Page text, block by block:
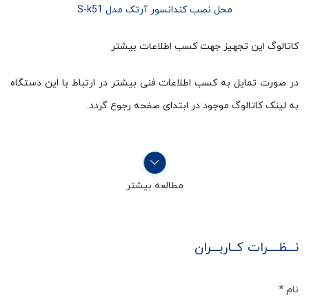
محل نصب کندانسور آرتک مدل S-k51
کاتالوگ این تجهیز جهت کسب اطلاعات بیشتر
در صورت تمایل به کسب اطلاعات فنی بیشتر در ارتباط با این دستگاه
به لینک کاتالوگ موجود در ابتدای صفحه رجوع گردد.
مطالعه بیشتر
نـــظــــرات کــاربـــران
نام *